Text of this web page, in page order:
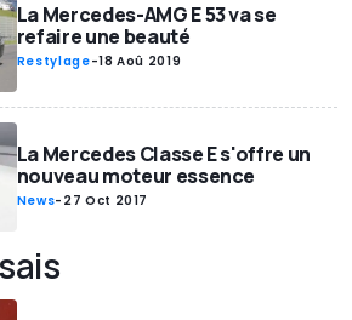
La Mercedes-AMG E 53 va se
refaire une beauté
Restylage-18 Aoû 2019
La Mercedes Classe E s'offre un
nouveau moteur essence
News- 27 Oct 2017